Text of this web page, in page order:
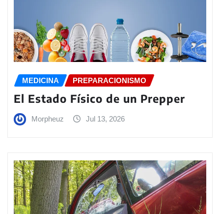
MEDICINA PREPARACIONISMO
El Estado Físico de un Prepper
Morpheuz Jul 13, 2026